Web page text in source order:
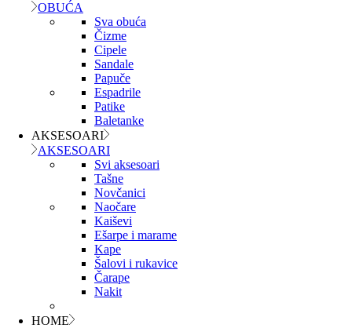
OBUĆA
Sva obuća
Čizme
Cipele
Sandale
Papuče
Espadrile
Patike
Baletanke
AKSESOARI
AKSESOARI
Svi aksesoari
Tašne
Novčanici
Naočare
Kaiševi
Ešarpe i marame
Kape
Šalovi i rukavice
Čarape
Nakit
HOME